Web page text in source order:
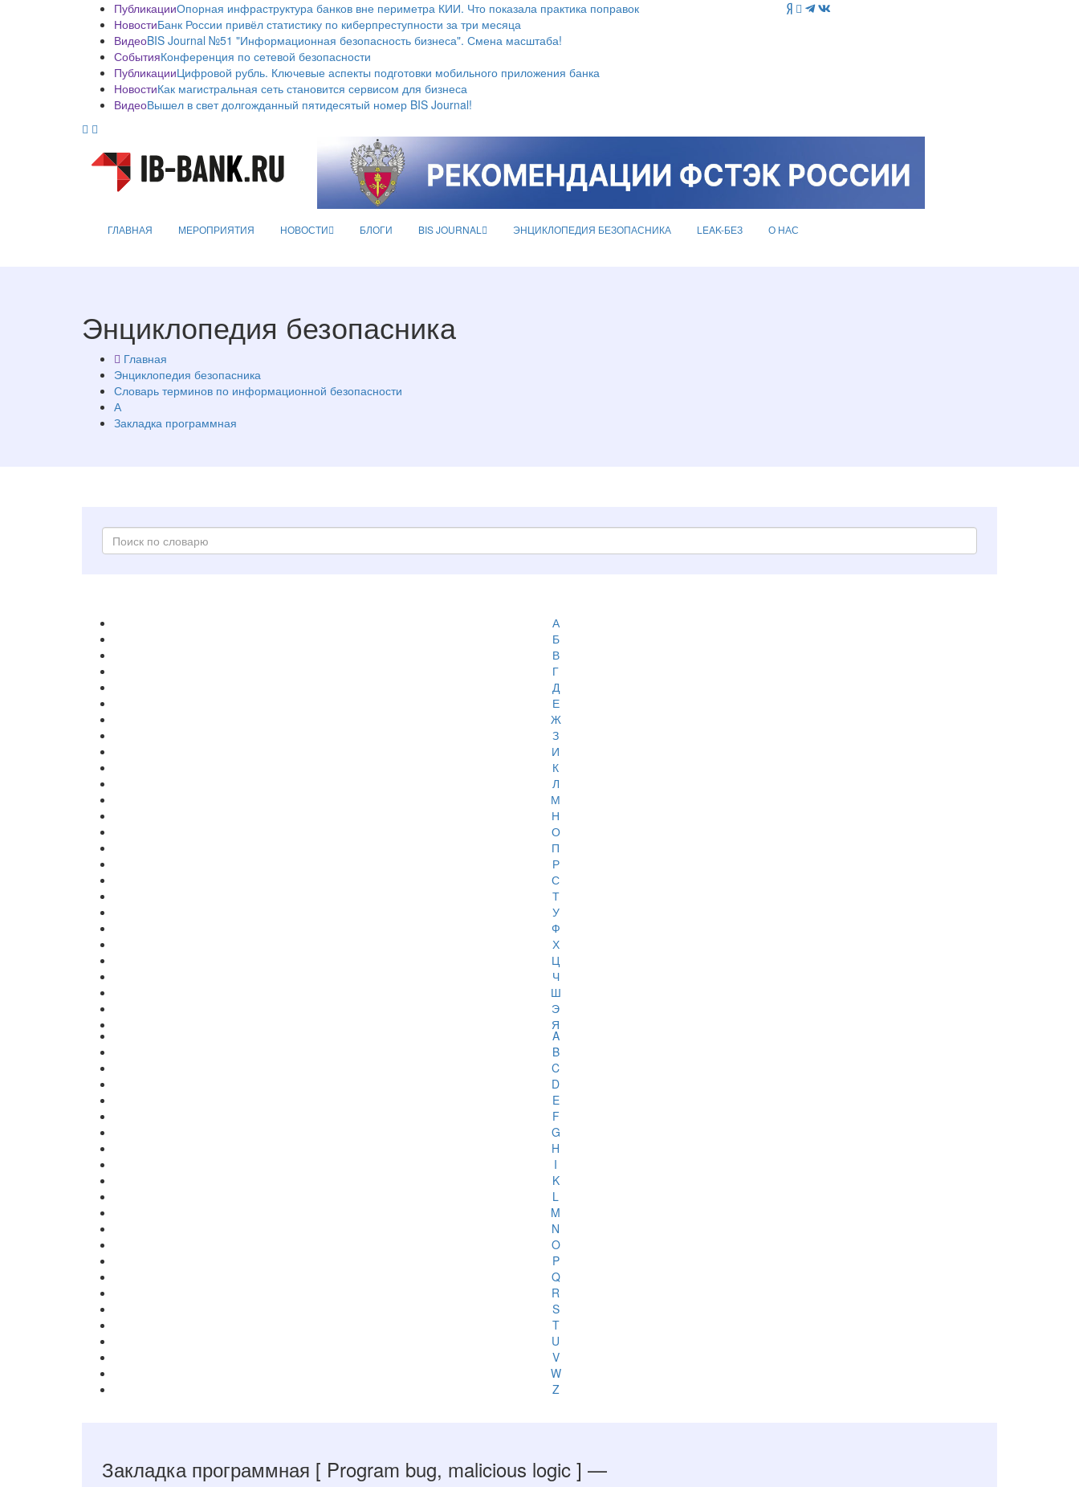
ПубликацииОпорная инфраструктура банков вне периметра КИИ. Что показала практика поправок
НовостиБанк России привёл статистику по киберпреступности за три месяца
ВидеоBIS Journal №51 "Информационная безопасность бизнеса". Смена масштаба!
СобытияКонференция по сетевой безопасности
ПубликацииЦифровой рубль. Ключевые аспекты подготовки мобильного приложения банка
НовостиКак магистральная сеть становится сервисом для бизнеса
ВидеоВышел в свет долгожданный пятидесятый номер BIS Journal!
ГЛАВНАЯ МЕРОПРИЯТИЯ НОВОСТИ БЛОГИ BIS JOURNAL ЭНЦИКЛОПЕДИЯ БЕЗОПАСНИКА LEAK-БЕЗ О НАС
Энциклопедия безопасника
Главная
Энциклопедия безопасника
Словарь терминов по информационной безопасности
А
Закладка программная
А
Б
В
Г
Д
Е
Ж
З
И
К
Л
М
Н
О
П
Р
С
Т
У
Ф
Х
Ц
Ч
Ш
Э
Я
A
B
C
D
E
F
G
H
I
K
L
M
N
O
P
Q
R
S
T
U
V
W
Z
Закладка программная [ Program bug, malicious logic ] —